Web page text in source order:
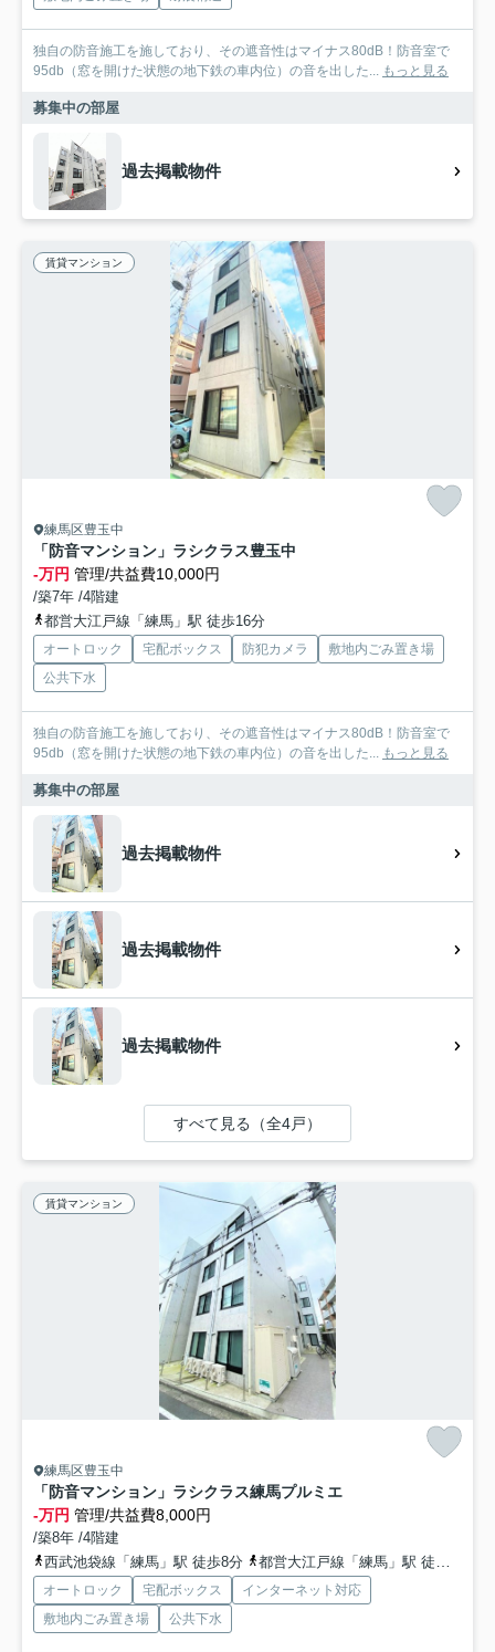
独自の防音施工を施しており、その遮音性はマイナス80dB！防音室で
95db（窓を開けた状態の地下鉄の車内位）の音を出した... もっと見る
募集中の部屋
過去掲載物件
賃貸マンション
練馬区豊玉中
「防音マンション」ラシクラス豊玉中
-万円 管理/共益費10,000円
/築7年 /4階建
都営大江戸線「練馬」駅 徒歩16分
オートロック 宅配ボックス 防犯カメラ
敷地内ごみ置き場
公共下水
独自の防音施工を施しており、その遮音性はマイナス80dB！防音室で
95db（窓を開けた状態の地下鉄の車内位）の音を出した... もっと見る
募集中の部屋
過去掲載物件
過去掲載物件
過去掲載物件
すべて見る（全4戸）
賃貸マンション
練馬区豊玉中
「防音マンション」ラシクラス練馬プルミエ
-万円 管理/共益費8,000円
/築8年 /4階建
西武池袋線「練馬」駅 徒歩8分
都営大江戸線「練馬」駅 徒歩8分
オートロック 宅配ボックス
インターネット対応
敷地内ごみ置き場
公共下水